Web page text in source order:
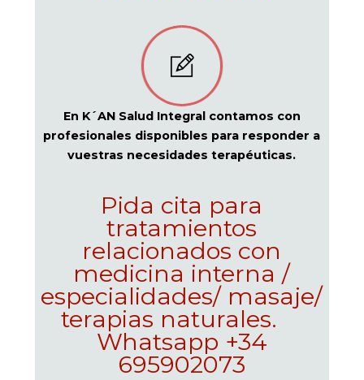
En K´AN Salud Integral contamos con
profesionales disponibles para responder a
vuestras necesidades terapéuticas.
Pida cita para
tratamientos
relacionados con
medicina interna /
especialidades/ masaje/
terapias naturales.
Whatsapp +34
695902073